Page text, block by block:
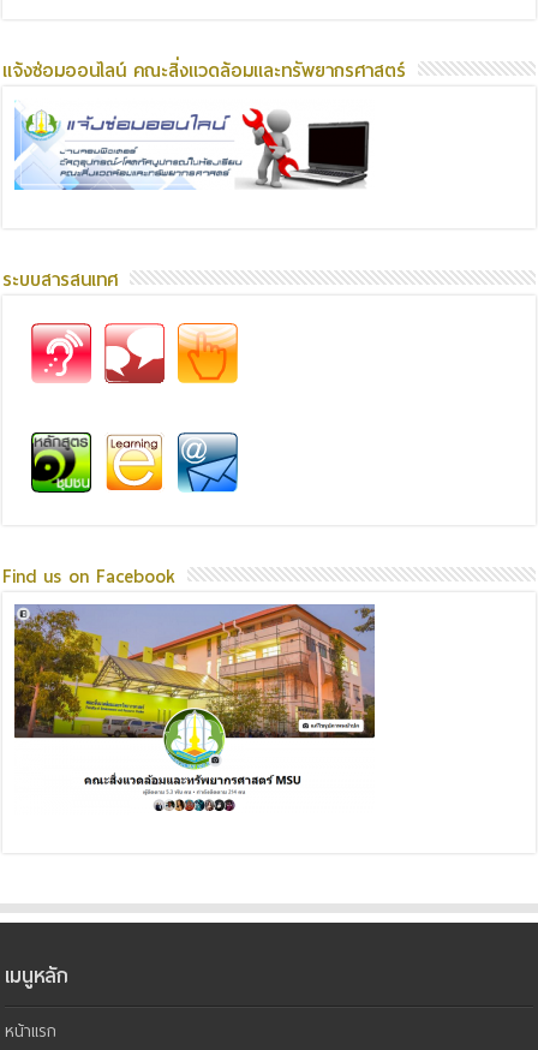
แจ้งซ่อมออนไลน์ คณะสิ่งแวดล้อมและทรัพยากรศาสตร์
ระบบสารสนเทศ
Find us on Facebook
เมนูหลัก
หน้าแรก